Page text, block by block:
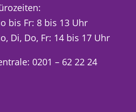
bis Fr: 8 bis 13 Uhr
Di, Do, Fr: 14 bis 17 Uhr
0201 – 62 22 24